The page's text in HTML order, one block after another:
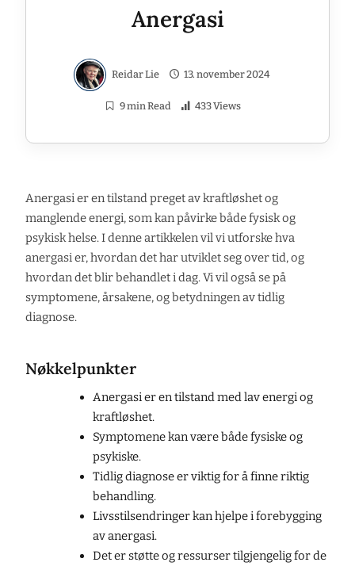
Anergasi
Reidar Lie 13. november 2024
9 min Read 433 Views
Anergasi er en tilstand preget av kraftløshet og
manglende energi, som kan påvirke både fysisk og
psykisk helse. I denne artikkelen vil vi utforske hva
anergasi er, hvordan det har utviklet seg over tid, og
hvordan det blir behandlet i dag. Vi vil også se på
symptomene, årsakene, og betydningen av tidlig
diagnose.
Nøkkelpunkter
Anergasi er en tilstand med lav energi og
kraftløshet.
Symptomene kan være både fysiske og
psykiske.
Tidlig diagnose er viktig for å finne riktig
behandling.
Livsstilsendringer kan hjelpe i forebygging
av anergasi.
Det er støtte og ressurser tilgjengelig for de